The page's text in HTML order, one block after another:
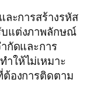
ะการสร้างรหัส
แต่งภาพลักษณ์
กัดและการ
ให้ไม่เหมาะ
ต้องการติดตาม